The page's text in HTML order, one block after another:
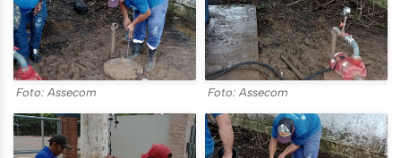
Foto: Assecom Foto: Assecom